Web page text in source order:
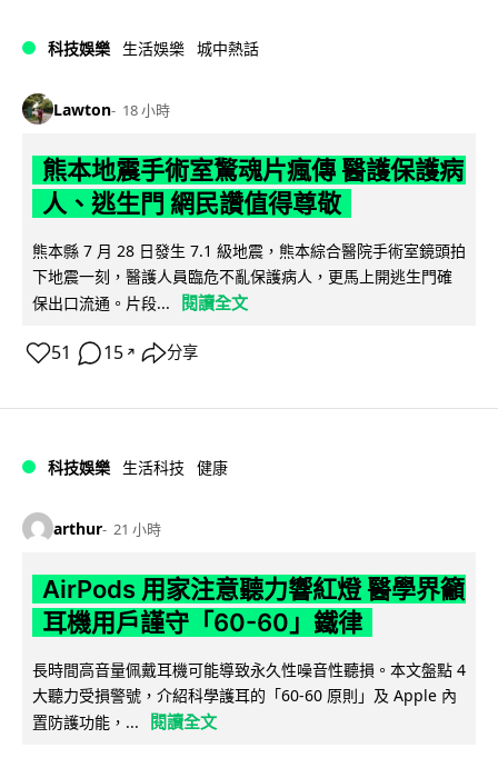
科技娛樂 生活娛樂 城中熱話
Lawton 18 小時
熊本地震手術室驚魂片瘋傳 醫護保護病
人、逃生門 網民讚值得尊敬
熊本縣 7 月 28 日發生 7.1 級地震，熊本綜合醫院手術室鏡頭拍
下地震一刻，醫護人員臨危不亂保護病人，更馬上開逃生門確
保出口流通。片段...
閱讀全文
51 15 ↗ 分享
科技娛樂 生活科技 健康
arthur 21 小時
AirPods 用家注意聽力響紅燈 醫學界籲
耳機用戶謹守「60-60」鐵律
長時間高音量佩戴耳機可能導致永久性噪音性聽損。本文盤點 4
大聽力受損警號，介紹科學護耳的「60-60 原則」及 Apple 內
置防護功能，...
閱讀全文